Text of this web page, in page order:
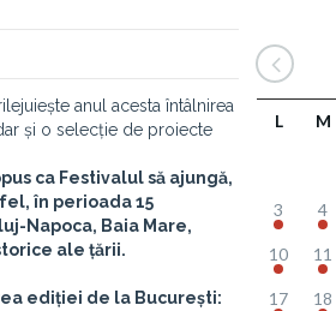
anul acesta întâlnirea
și o selecție de proiecte
ca Festivalul să ajungă,
în perioada 15
Napoca, Baia Mare,
ale țării.
ediției de la București:
L M
3 4
10 11
17 18